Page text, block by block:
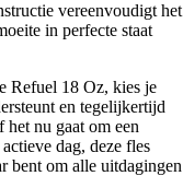
vereenvoudigt het
in perfecte staat
Refuel 18 Oz, kies je
en tegelijkertijd
nu gaat om een
dag, deze fles
bent om alle uitdagingen